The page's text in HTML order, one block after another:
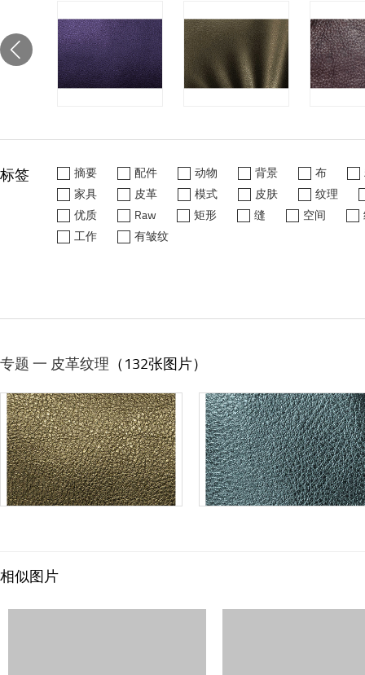
标签 摘要 配件 动物 背景 布
家具
皮革 模式 皮肤
纹理
优质
Raw 矩形 缝 空间
工作
有皱纹
专题 一 皮革纹理 （132张图片）
相似图片